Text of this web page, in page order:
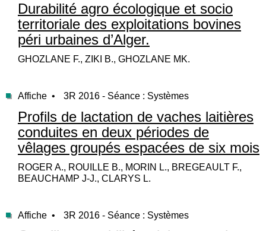
Durabilité agro écologique et socio
territoriale des exploitations bovines
péri urbaines d’Alger.
GHOZLANE F., ZIKI B., GHOZLANE MK.
Affiche • 3R 2016 - Séance : Systèmes
Profils de lactation de vaches laitières
conduites en deux périodes de
vêlages groupés espacées de six mois
ROGER A., ROUILLE B., MORIN L., BREGEAULT F.,
BEAUCHAMP J-J., CLARYS L.
Affiche • 3R 2016 - Séance : Systèmes